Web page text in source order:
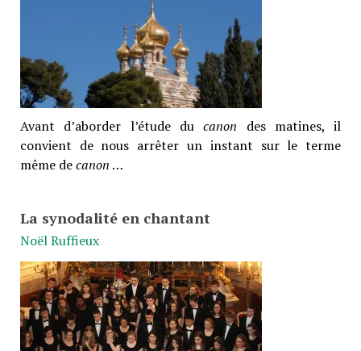
Avant d’aborder l’étude ducanon des matines, il
convient de nous arrêter un instant sur le terme
même decanon …
La synodalité en chantant
Noël Ruffieux